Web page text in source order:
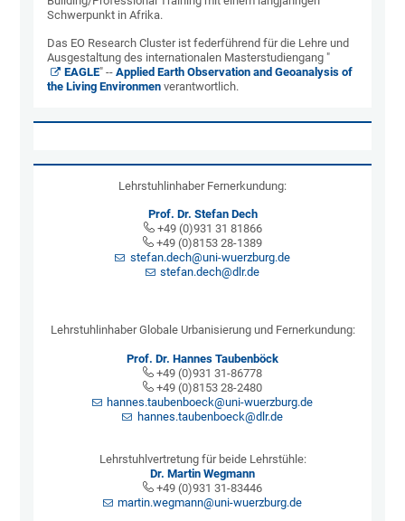
Schwerpunkt in Afrika.
Das EO Research Cluster ist federführend für die Lehre und
Ausgestaltung des internationalen Masterstudiengang "
EAGLE" --Applied Earth Observation and Geoanalysis of
the Living Environmen verantwortlich.
Lehrstuhlinhaber Fernerkundung:
Prof. Dr. Stefan Dech
+49 (0)931 31 81866
+49 (0)8153 28-1389
stefan.dech@uni-wuerzburg.de
stefan.dech@dlr.de
Lehrstuhlinhaber Globale Urbanisierung und Fernerkundung:
Prof. Dr. Hannes Taubenböck
+49 (0)931 31-86778
+49 (0)8153 28-2480
hannes.taubenboeck@uni-wuerzburg.de
hannes.taubenboeck@dlr.de
Lehrstuhlvertretung für beide Lehrstühle:
Dr. Martin Wegmann
+49 (0)931 31-83446
martin.wegmann@uni-wuerzburg.de